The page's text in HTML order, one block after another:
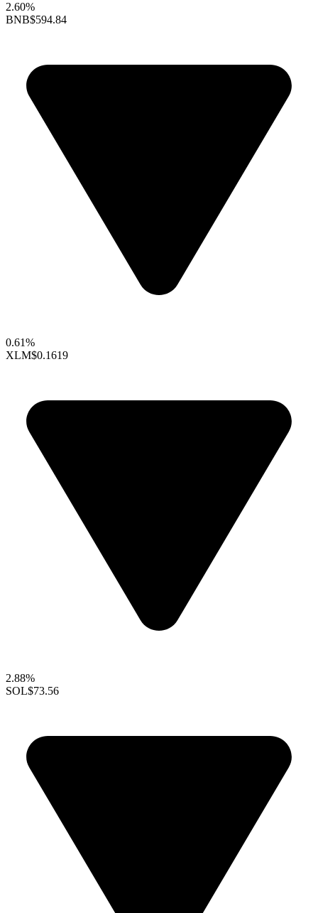
2.60%
BNB$594.84
0.61%
XLM$0.1619
2.88%
SOL$73.56